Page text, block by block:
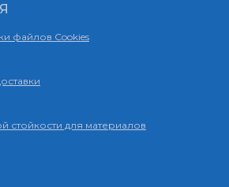
файлов Cookies
стойкости для материалов